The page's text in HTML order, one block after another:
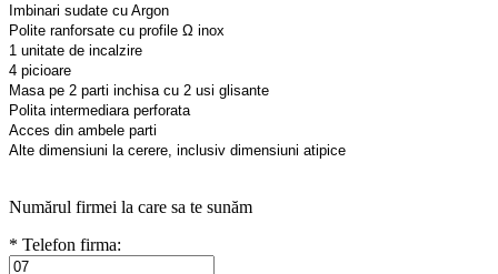
Imbinari sudate cu Argon
Polite ranforsate cu profile Ω inox
1 unitate de incalzire
4 picioare
Masa pe 2 parti inchisa cu 2 usi glisante
Polita intermediara perforata
Acces din ambele parti
Alte dimensiuni la cerere, inclusiv dimensiuni atipice
Numărul firmei la care sa te sunăm
* Telefon firma: